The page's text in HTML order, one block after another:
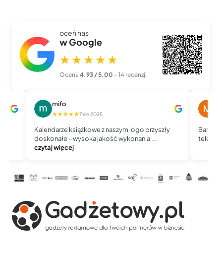
oceń nas
w Google
★★★★★
Ocena 4.93 / 5.00 – 14 recenzji
mifo
★★★★★7 sie 2025
Kalendarze książkowe z naszym logo przyszły
doskonałe – wysoka jakość wykonania ...
czytaj więcej
Bardzo